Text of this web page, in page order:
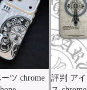
ツ chrome
評判 ア